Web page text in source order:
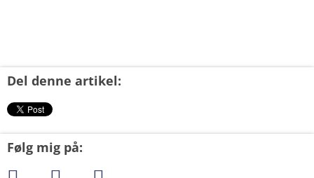
Del denne artikel:
Følg mig på: